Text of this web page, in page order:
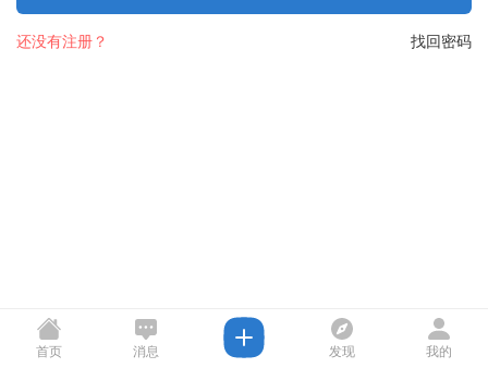
找回密码
还没有注册？
首页 消息 发现 我的